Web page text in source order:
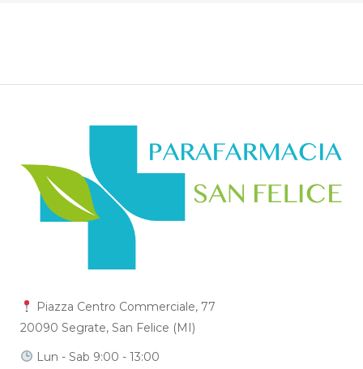
Piazza Centro Commerciale, 77
20090 Segrate, San Felice (MI)
Lun - Sab 9:00 - 13:00